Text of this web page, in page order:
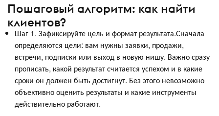
Пошаговый алгоритм: как найти
клиентов?
Шаг 1. Зафиксируйте цель и формат результата.Сначала
определяются цели: вам нужны заявки, продажи,
встречи, подписки или выход в новую нишу. Важно сразу
прописать, какой результат считается успехом и в какие
сроки он должен быть достигнут. Без этого невозможно
объективно оценить результаты и какие инструменты
действительно работают.